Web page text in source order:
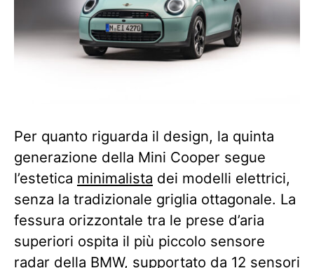
Per quanto riguarda il design, la quinta
generazione della Mini Cooper segue
l’estetica minimalista dei modelli elettrici,
senza la tradizionale griglia ottagonale. La
fessura orizzontale tra le prese d’aria
superiori ospita il più piccolo sensore
radar della BMW, supportato da 12 sensori